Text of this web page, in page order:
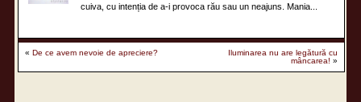
cuiva, cu intenția de a-i provoca rău sau un neajuns. Mania...
«De ce avem nevoie de apreciere?
Iluminarea nu are legătură cu
mâncarea! »